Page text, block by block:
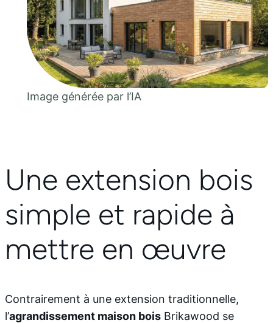
Image générée par l’IA
Une extension bois
simple et rapide à
mettre en œuvre
Contrairement à une extension traditionnelle,
l’agrandissement maison bois Brikawood se